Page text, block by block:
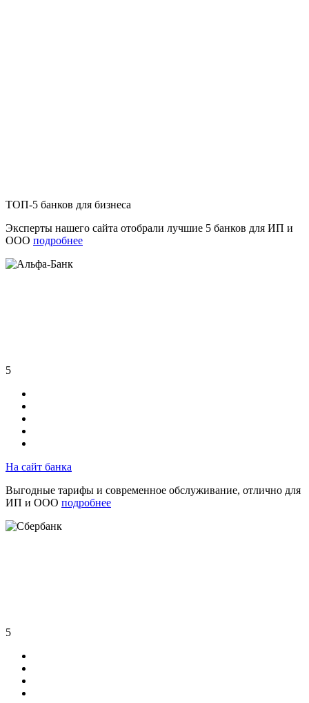
ТОП-5 банков для бизнеса
Эксперты нашего сайта отобрали лучшие 5 банков для ИП и
ООО подробнее
5
На сайт банка
Выгодные тарифы и современное обслуживание, отлично для
ИП и ООО подробнее
5